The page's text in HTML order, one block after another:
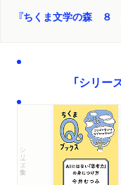
『ちくま文学の森 ８
「シリー
シリーズ・全集